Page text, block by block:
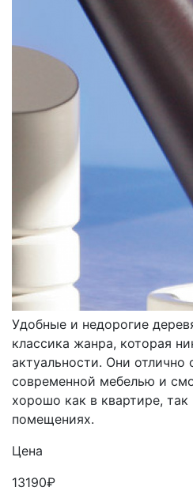
ДЕРЕВЯННЫЕ
Удобные и недорогие
классика жанра, которая
актуальности. Они отлично
современной мебелью и
хорошо как в квартире,
помещениях.
Цена
13190₽